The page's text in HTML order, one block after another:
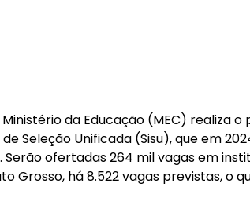
da Educação (MEC) realiza
Seleção Unificada (Sisu), que em
Serão ofertadas 264 mil vagas em
Grosso, há 8.522 vagas previstas, o